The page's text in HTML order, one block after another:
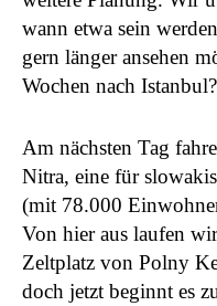
wann etwa sein
gern länger ansehen
Wochen nach Istanbul?
Am nächsten Tag
Nitra, eine für
(mit 78.000
Von hier aus laufen
Zeltplatz von Polny
doch jetzt beginnt es